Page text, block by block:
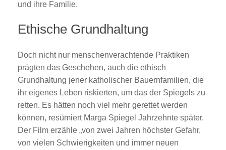
und ihre Familie.
Ethische Grundhaltung
Doch nicht nur menschenverachtende Praktiken
prägten das Geschehen, auch die ethisch
Grundhaltung jener katholischer Bauernfamilien, die
ihr eigenes Leben riskierten, um das der Spiegels zu
retten. Es hätten noch viel mehr gerettet werden
können, resümiert Marga Spiegel Jahrzehnte später.
Der Film erzähle „von zwei Jahren höchster Gefahr,
von vielen Schwierigkeiten und immer neuen